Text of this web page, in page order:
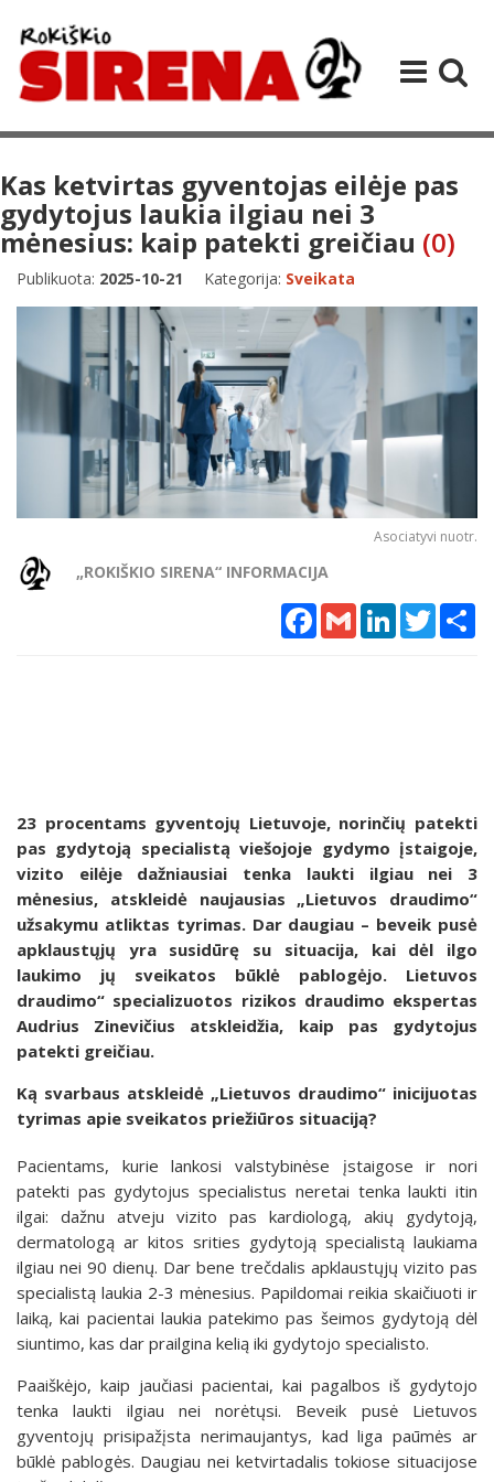
Kas ketvirtas gyventojas eilėje pas
gydytojus laukia ilgiau nei 3
mėnesius: kaip patekti greičiau (0)
Publikuota: 2025-10-21 Kategorija: Sveikata
Asociatyvi nuotr.
„ROKIŠKIO SIRENA“ INFORMACIJA
Facebook
Gmail LinkedInTwitter
23 procentams gyventojų Lietuvoje, norinčių patekti
pas gydytoją specialistą viešojoje gydymo įstaigoje,
vizito eilėje dažniausiai tenka laukti ilgiau nei 3
mėnesius, atskleidė naujausias „Lietuvos draudimo“
užsakymu atliktas tyrimas. Dar daugiau – beveik pusė
apklaustųjų yra susidūrę su situacija, kai dėl ilgo
laukimo jų sveikatos būklė pablogėjo. Lietuvos
draudimo“ specializuotos rizikos draudimo ekspertas
Audrius Zinevičius atskleidžia, kaip pas gydytojus
patekti greičiau.
Ką svarbaus atskleidė „Lietuvos draudimo“ inicijuotas
tyrimas apie sveikatos priežiūros situaciją?
Pacientams, kurie lankosi valstybinėse įstaigose ir nori
patekti pas gydytojus specialistus neretai tenka laukti itin
ilgai: dažnu atveju vizito pas kardiologą, akių gydytoją,
dermatologą ar kitos srities gydytoją specialistą laukiama
ilgiau nei 90 dienų. Dar bene trečdalis apklaustųjų vizito pas
specialistą laukia 2-3 mėnesius. Papildomai reikia skaičiuoti ir
laiką, kai pacientai laukia patekimo pas šeimos gydytoją dėl
siuntimo, kas dar prailgina kelią iki gydytojo specialisto.
Paaiškėjo, kaip jaučiasi pacientai, kai pagalbos iš gydytojo
tenka laukti ilgiau nei norėtųsi. Beveik pusė Lietuvos
gyventojų prisipažįsta nerimaujantys, kad liga paūmės ar
būklė pablogės. Daugiau nei ketvirtadalis tokiose situacijose